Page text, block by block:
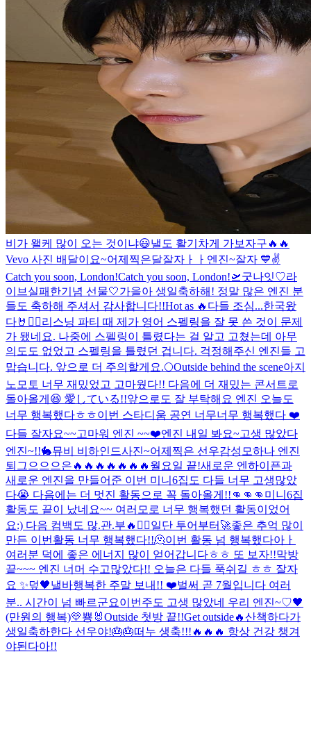
비가 왤케 많이 오는 것이냐😃낼도 활기차게 가보자구🔥🔥
Vevo 사진 배달이요~어제찍은달잘자ㅏㅏ엔진~잘자 💙✌️
Catch you soon, London!Catch you soon, London!🛫굿나잇♡라
이브실패한기념 선물🤍가을아 생일축하해! 정말 많은 엔진 분
들도 축하해 주셔서 감사합니다!!Hot as 🔥 다들 조심...한국왔
다🤘❤️‍🔥리스닝 파티 때 제가 영어 스펠링을 잘 못 쓴 것이 문제
가 됐네요. 나중에 스펠링이 틀렸다는 걸 알고 고쳤는데 아무
의도도 없었고 스펠링을 틀렸던 겁니다. 걱정해주신 엔진들 고
맙습니다. 앞으로 더 주의할게요.🌕Outside behind the scene아지
노모토 너무 재밌었고 고마웠다!! 다음에 더 재밌는 콘서트로
돌아올게😆 愛している!!앞으로도 잘 부탁해요 엔진 오늘도
너무 행복했다ㅎㅎ이번 스타디움 공연 너무너무 행복했다 ❤️
다들 잘자요~~고마워 엔진 ~~❤️엔진 내일 봐요~고생 많았다
엔진~!!🐇뮤비 비하인드사진~어제찍은 선우감성 모하나 엔진
퇴그으으으은 🔥🔥🔥🔥🔥🔥🔥 월요일 끝!새로운 엔하이픈과
새로운 엔진을 만들어준 이번 미니6집도 다들 너무 고생많았
다😭 다음에는 더 멋진 활동으로 꼭 돌아올게!!👊👊👊 미니6집
활동도 끝이 났네요~~ 여러모로 너무 행복했던 활동이었어
요:) 다음 컴백도 많.관.부🔥❤️‍🔥일단 투어부터🚀좋은 추억 많이
만든 이번활동 너무 행복했다!!🫠이번 활동 넘 행복했다아ㅏ
여러분 덕에 좋은 에너지 많이 얻어갑니다ㅎㅎ 또 보자!!막방
끝~~~ 엔진 너머 수고많았다!! 오늘은 다들 푹쉬길 ㅎㅎ 잘자
요 ✨️덮🖤낼바행복한 주말 보내!! ❤️벌써 곧 7월입니다 여러
분.. 시간이 넘 빠르군요이번주도 고생 많았네 우리 엔진~♡🖤
(만원의 행복)💛뿅🐰Outside 첫방 끝!!Get outside🔥산책하다가
생일축하한다 선우야!🎂🎂떠누 생축!!!🔥🔥🔥 항상 건강 챙겨
야된다아!!